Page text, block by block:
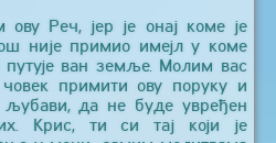
Реч, јер је онај коме је
није примио имејл у коме
ван земље. Молим вас
примити ову поруку и
да не буде увређен
Крис, ти си тај који је